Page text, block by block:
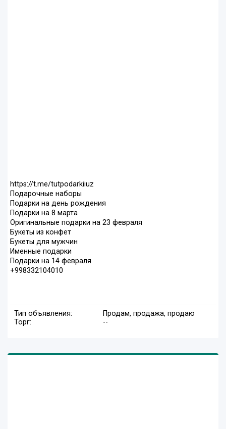
https://t.me/tutpodarkiiuz
Подарочные наборы
Подарки на день рождения
Подарки на 8 марта
Оригинальные подарки на 23 февраля
Букеты из конфет
Букеты для мужчин
Именные подарки
Подарки на 14 февраля
+998332104010
Тип объявления:
Продам, продажа, продаю
Торг:
--